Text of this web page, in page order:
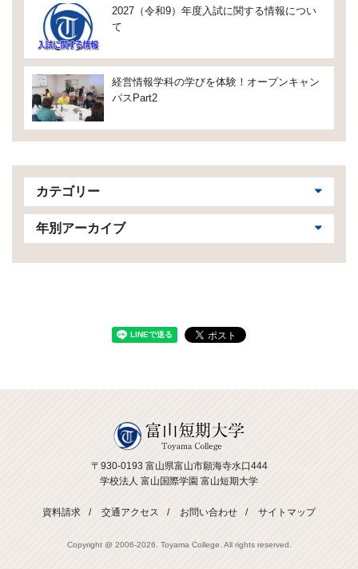
2027（令和9）年度入試に関する情報につい
て
経営情報学科の学びを体験！オープンキャン
パスPart2
カテゴリー
年別アーカイブ
〒930-0193 富山県富山市願海寺水口444
学校法人 富山国際学園 富山短期大学
資料請求 交通アクセス お問い合わせ サイトマップ
Copyright @ 2006-2026. Toyama College. All rights reserved.